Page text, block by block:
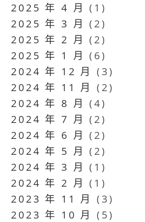
2025 年 4 月 (1)
2025 年 3 月 (2)
2025 年 2 月 (2)
2025 年 1 月 (6)
2024 年 12 月 (3)
2024 年 11 月 (2)
2024 年 8 月 (4)
2024 年 7 月 (2)
2024 年 6 月 (2)
2024 年 5 月 (2)
2024 年 3 月 (1)
2024 年 2 月 (1)
2023 年 11 月 (3)
2023 年 10 月 (5)